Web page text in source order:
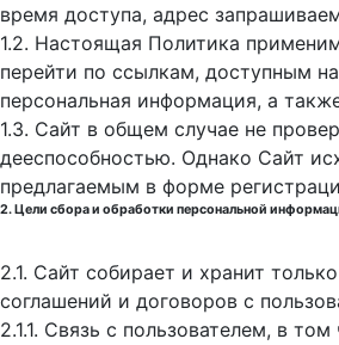
время доступа, адрес
1.2. Настоящая Политика
перейти по ссылкам, доступным
персональная информация, а
1.3. Сайт в общем случае не
дееспособностью. Однако Сайт
предлагаемым в форме
2. Цели сбора и обработки персональной
2.1. Сайт собирает и хранит
соглашений и договоров с
2.1.1. Связь с пользователем, в